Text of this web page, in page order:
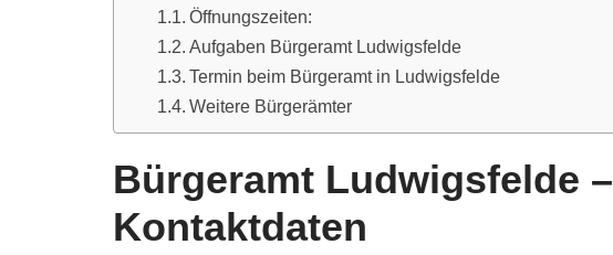
Öffnungszeiten:
Aufgaben Bürgeramt Ludwigsfelde
Termin beim Bürgeramt in Ludwigsfelde
Weitere Bürgerämter
Bürgeramt Ludwigsfelde
Kontaktdaten